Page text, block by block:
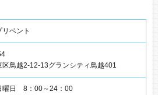
ベント
区鳥越2-12-13グランシティ鳥越401
曜日 8：00～24：00